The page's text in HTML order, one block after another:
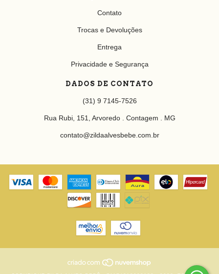
Contato
Trocas e Devoluções
Entrega
Privacidade e Segurança
DADOS DE CONTATO
(31) 9 7145-7526
Rua Rubi, 151, Arvoredo . Contagem . MG
contato@zildaalvesbebe.com.br